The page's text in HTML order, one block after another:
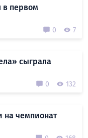
в первом
0 7
сыграла
0 132
на чемпионат